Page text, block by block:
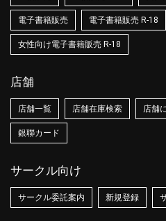
電子書籍販売 電子書籍販売 R-18
女性向け電子書籍販売 R-18
店舗
店舗一覧 店舗在庫検索 店舗
銀聯カード
サークル向け
サークル委託案内 新規登録